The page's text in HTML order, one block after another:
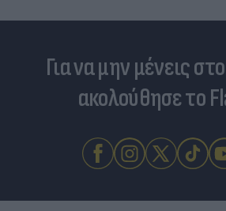
Για να μην μένεις
ακολούθησε το